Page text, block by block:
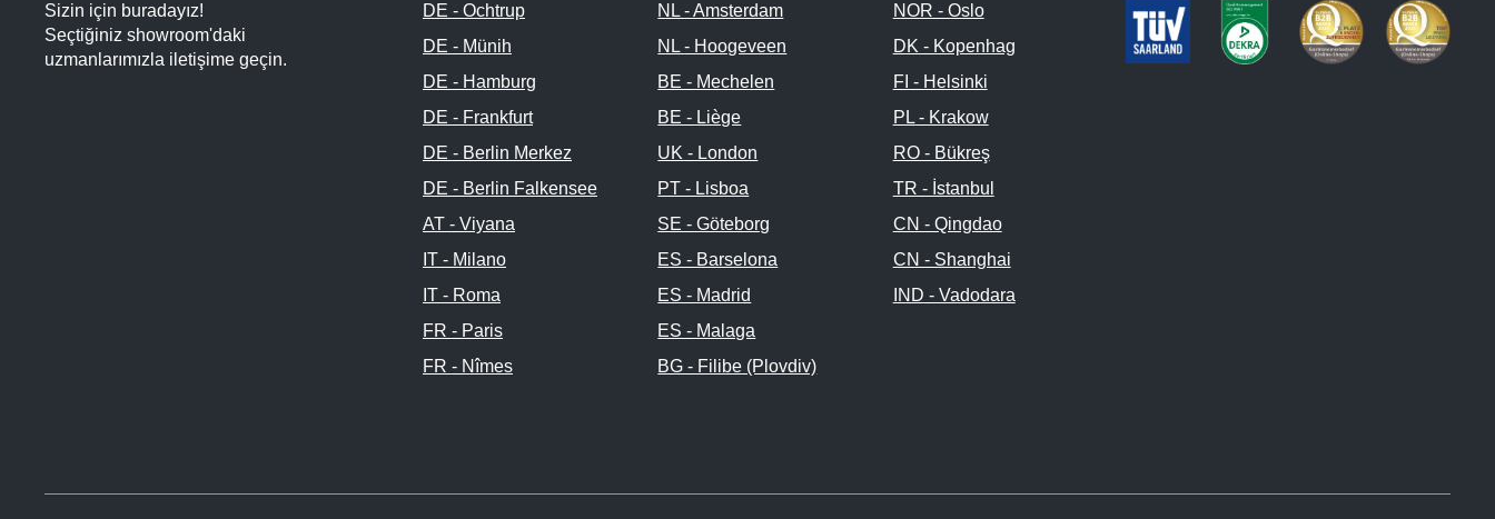
Sizin için buradayız!
Seçtiğiniz showroom'daki
uzmanlarımızla iletişime geçin.
DE - Ochtrup
DE - Münih
DE - Hamburg
DE - Frankfurt
DE - Berlin Merkez
DE - Berlin Falkensee
AT - Viyana
IT - Milano
IT - Roma
FR - Paris
FR - Nîmes
NL - Amsterdam
NL - Hoogeveen
BE - Mechelen
BE - Liège
UK - London
PT - Lisboa
SE - Göteborg
ES - Barselona
ES - Madrid
ES - Malaga
BG - Filibe (Plovdiv)
NOR - Oslo
DK - Kopenhag
FI - Helsinki
PL - Krakow
RO - Bükreş
TR - İstanbul
CN - Qingdao
CN - Shanghai
IND - Vadodara